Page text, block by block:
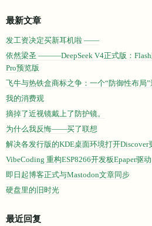
最新文章
发工资决定买新耳机啦 ——
依然梁圣 ———DeepSeek V4正式版：
Pro预览版
飞牛与热铁盒商标之争：一个“防御性布局
我的消费观
摘掉了近视镜戴上了防护镜。
为什么我反悔——买了联想
解决各发行版的KDE桌面环境打开
VibeCoding 重构ESP8266开发板Epaper驱动
即日起博客正式与Mastodon文章同步
硬盘里的旧时光
最近回复